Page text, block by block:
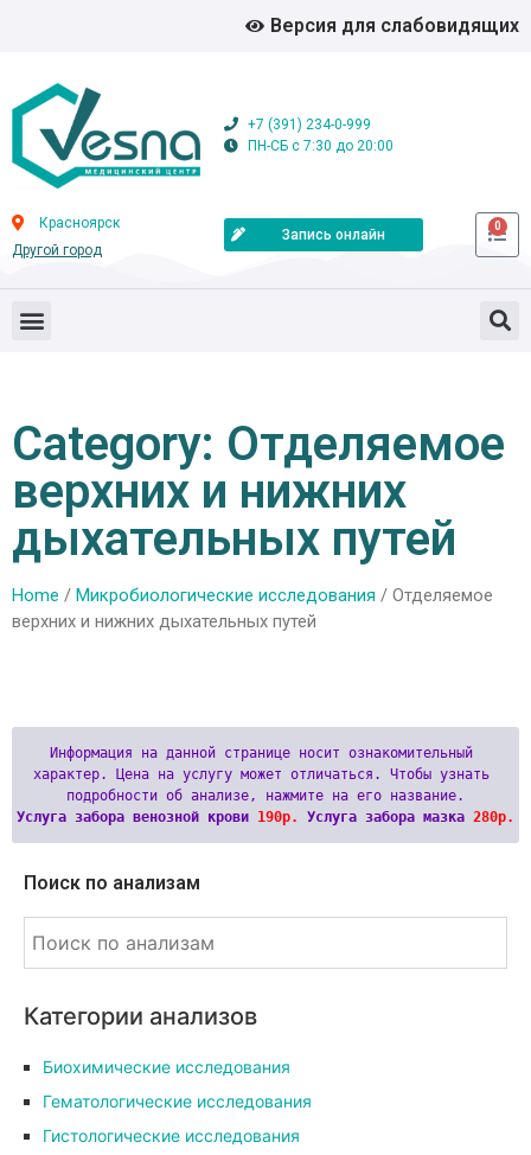
Версия для слабовидящих
+7 (391) 234-0-999
ПН-СБ с 7:30 до 20:00
Красноярск
Другой город
Запись онлайн
0
Category: Отделяемое
верхних и нижних
дыхательных путей
Home / Микробиологические исследования / Отделяемое
верхних и нижних дыхательных путей
Информация на данной странице носит ознакомительный
характер. Цена на услугу может отличаться. Чтобы узнать
Услуга забора венозной крови 190р. Услуга забора мазка 280р.
Поиск по анализам
Категории анализов
Биохимические исследования
Гематологические исследования
Гистологические исследования